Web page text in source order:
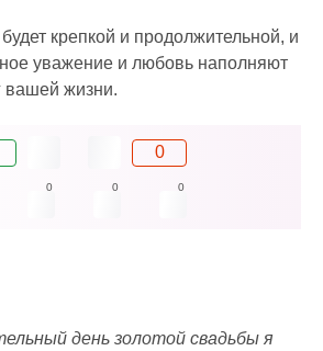
крепкой и продолжительной, и
уважение и любовь наполняют
вашей жизни.
0
0 0 0
день золотой свадьбы я